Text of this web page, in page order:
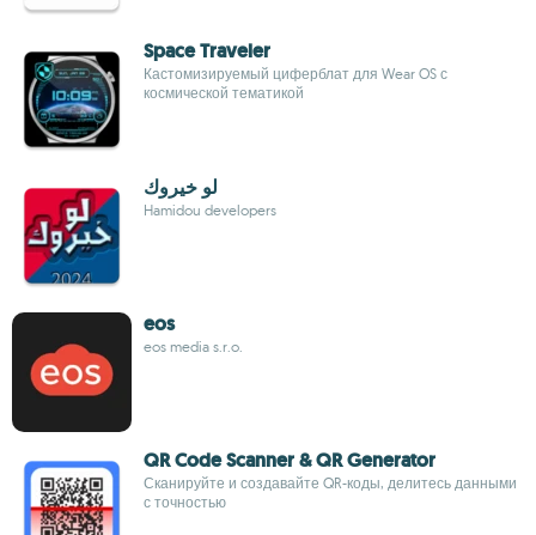
Space Traveler
Кастомизируемый циферблат для Wear OS с
космической тематикой
لو خيروك
Hamidou developers
eos
eos media s.r.o.
QR Code Scanner & QR Generator
Сканируйте и создавайте QR-коды, делитесь данными
с точностью